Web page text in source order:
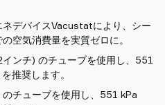
デバイスVacustatにより、シー
空気消費量を実質ゼロに。
ンチ) のチューブを使用し、551
推奨します。
チューブを使用し、551 kPa